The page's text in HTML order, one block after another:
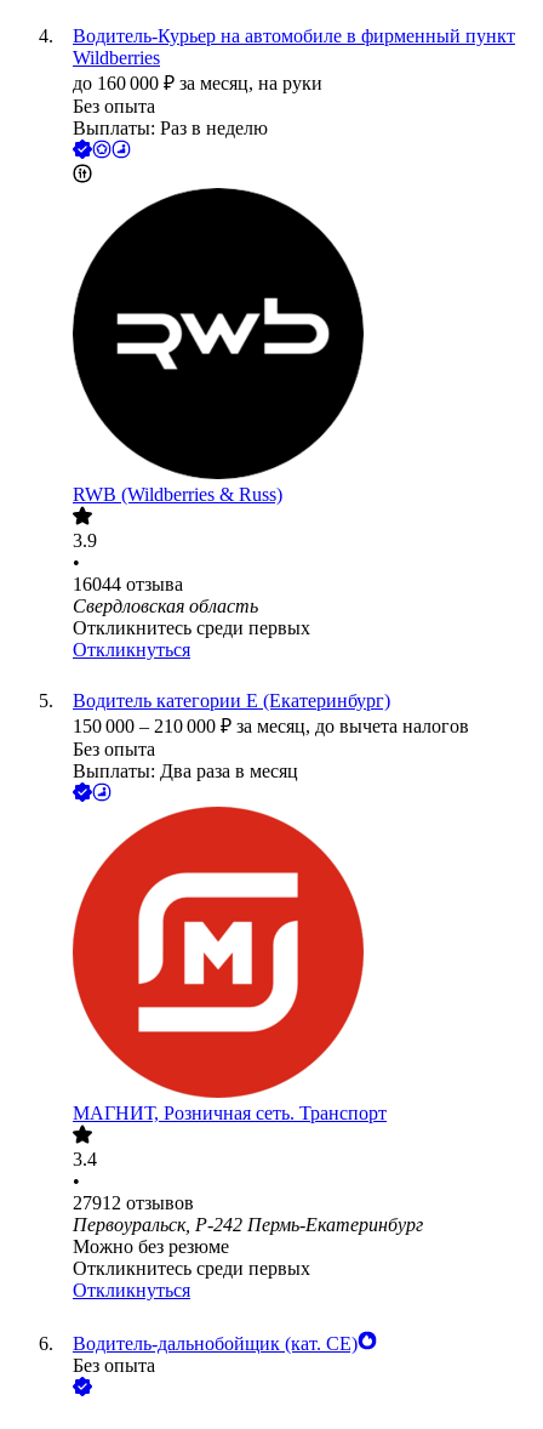
Водитель-Курьер на автомобиле в фирменный пункт
Wildberries
до 160 000 ₽ за месяц, на руки
Без опыта
Выплаты: Раз в неделю
RWB (Wildberries & Russ)
3.9
•
16044 отзыва
Свердловская область
Откликнитесь среди первых
Откликнуться
Водитель категории Е (Екатеринбург)
150 000 – 210 000 ₽ за месяц, до вычета налогов
Без опыта
Выплаты: Два раза в месяц
МАГНИТ, Розничная сеть. Транспорт
3.4
•
27912 отзывов
Первоуральск, Р-242 Пермь-Екатеринбург
Можно без резюме
Откликнитесь среди первых
Откликнуться
Водитель-дальнобойщик (кат. CE)
Без опыта